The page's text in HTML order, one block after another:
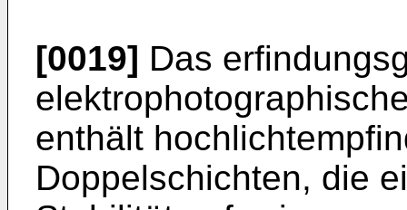
[0019] Das
enthält
Doppelschichten, die